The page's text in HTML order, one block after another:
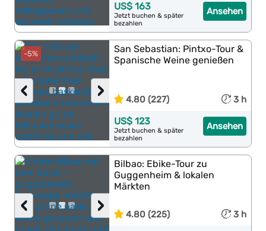
Ansehen
US$ 163
Jetzt buchen & später
bezahlen
-5%
›
‹
San Sebastian: Pintxo-Tour &
Spanische Weine genießen
4.80 (227) 3 h
Ansehen
US$ 123
Jetzt buchen & später
bezahlen
›
‹
Bilbao: Ebike-Tour zu
Guggenheim & lokalen
Märkten
4.80 (225) 3 h